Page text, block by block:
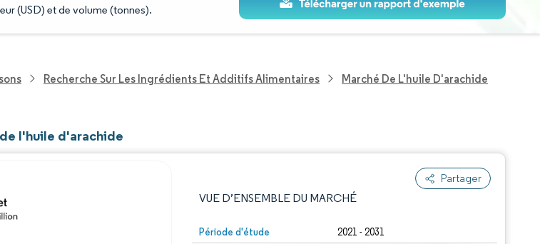
(USD) et de volume (tonnes).
Recherche Sur Les Ingrédients Et Additifs Alimentaires Marché De L'huile D'arachide
l'huile d'arachide
Partager
VUE D’ENSEMBLE DU MARCHÉ
Période d'étude 2021 - 2031